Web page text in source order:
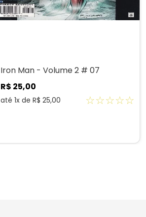
Iron Man - Volume 2 # 07
R$ 25,00
até 1x de R$ 25,00 ☆☆☆☆☆